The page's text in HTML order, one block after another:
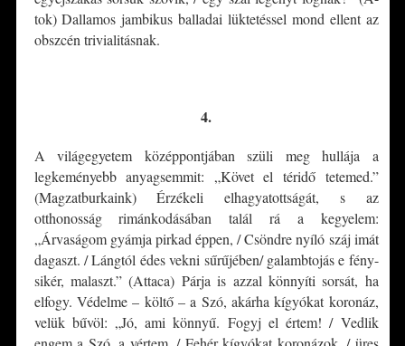
tok) Dallamos jambikus balladai lüktetéssel mond ellent az
obszcén trivialitásnak.
4.
A világegyetem középpontjában szüli meg hullája a
legkeményebb anyagsemmit: „Követ el téridő tetemed.”
(Magzatburkaink) Érzékeli elhagyatottságát, s az
otthonosság rimánkodásában talál rá a kegyelem:
„Árvaságom gyámja pirkad éppen, / Csöndre nyíló száj imát
dagaszt. / Lángtól édes vekni sűrűjében/ galambtojás e fény-
sikér, malaszt.” (Attaca) Párja is azzal könnyíti sorsát, ha
elfogy. Védelme – költő – a Szó, akárha kígyókat koronáz,
velük bűvöl: „Jó, ami könnyű. Fogyj el értem! / Vedlik